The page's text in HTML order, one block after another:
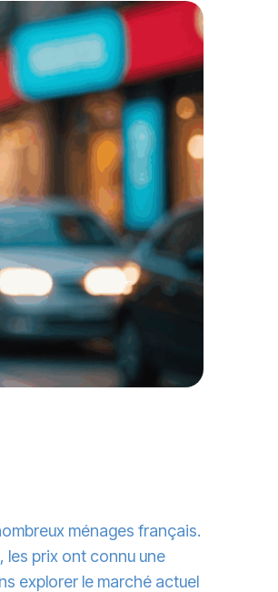
ménages français.
les prix ont connu une
explorer le marché actuel